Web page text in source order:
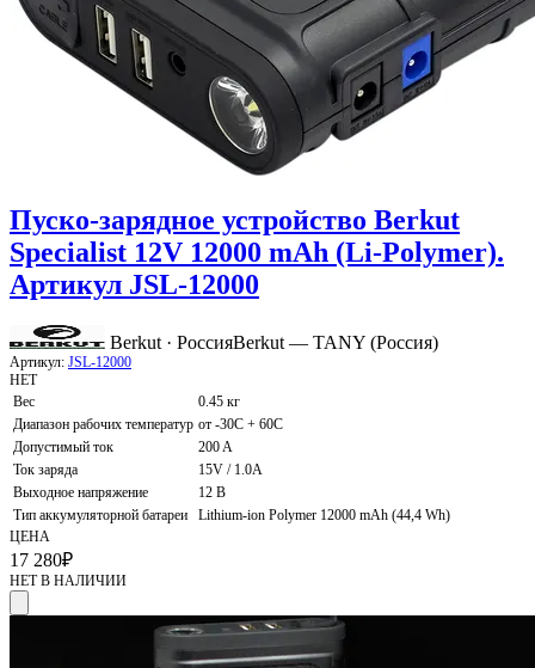
Пуско-зарядное устройство Berkut
Specialist 12V 12000 mAh (Li-Polymer).
Артикул JSL-12000
Berkut · РоссияBerkut — TANY (Россия)
Артикул: JSL-12000
НЕТ
Вес
0.45 кг
Диапазон рабочих температур от -30С + 60С
Допустимый ток
200 A
Ток заряда
15V / 1.0A
Выходное напряжение
12 В
Тип аккумуляторной батареи
Lithium-ion Polymer 12000 mAh (44,4 Wh)
ЦЕНА
17 280₽
НЕТ В НАЛИЧИИ